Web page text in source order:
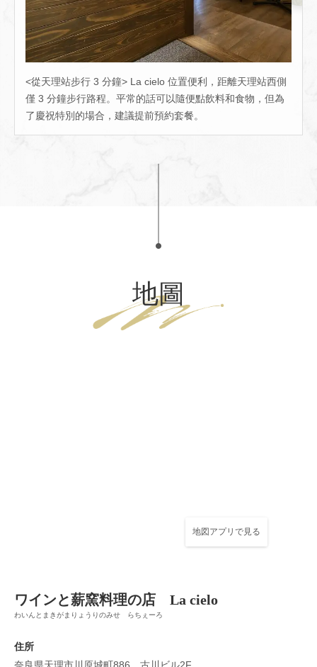
<從天理站步行 3 分鐘> La cielo 位置便利，距離天理站西側
僅 3 分鐘步行路程。平常的話可以隨便點飲料和食物，但為
了慶祝特別的場合，建議提前預約套餐。
地圖
地図アプリで見る
ワインと薪窯料理の店 La cielo
わいんとまきがまりょうりのみせ らちぇーろ
住所